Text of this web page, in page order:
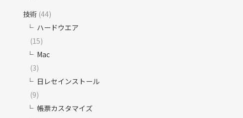
技術 (44)
ハードウエア
(15)
Mac
(3)
日レセインストール
(9)
帳票カスタマイズ